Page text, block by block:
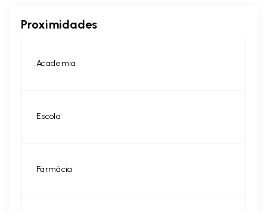
Proximidades
Academia
Escola
Farmácia